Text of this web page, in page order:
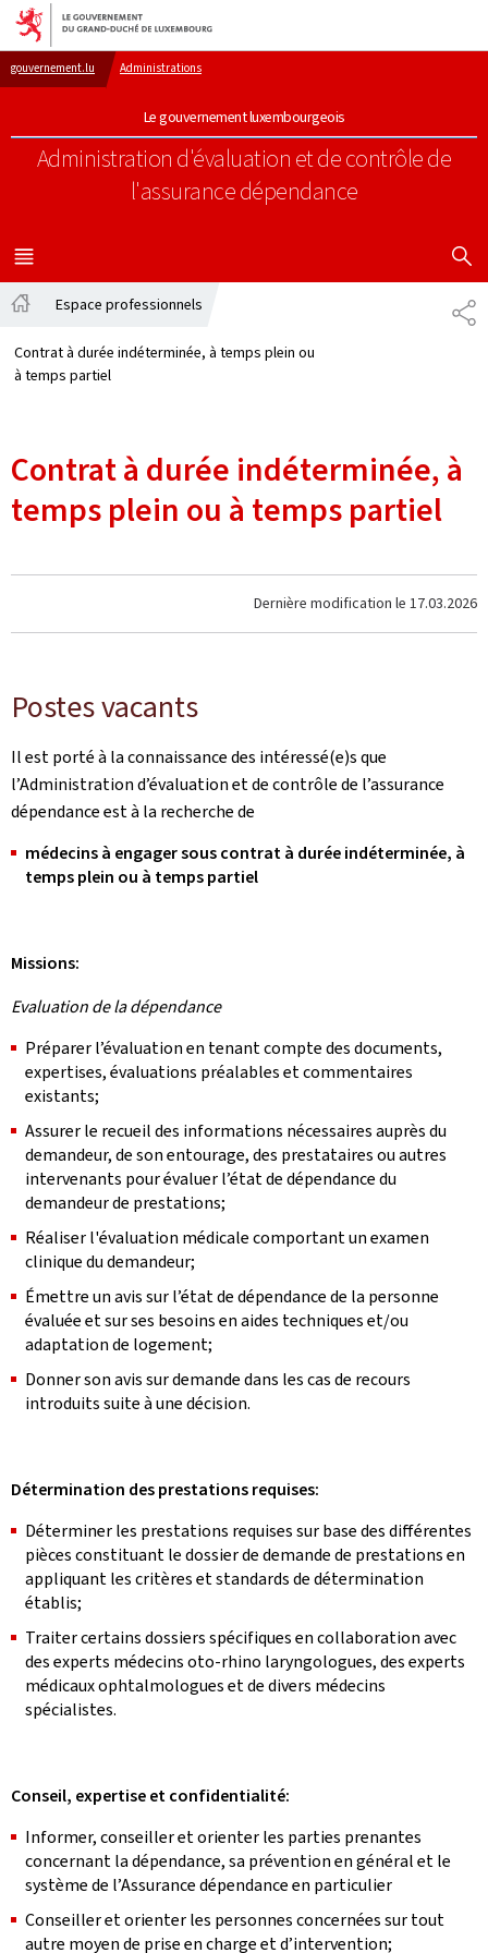
Aller au menu principal
Aller au contenu
gouvernement.lu Administrations
Le gouvernement luxembourgeois
Administration d'évaluation et de contrôle de
l'assurance dépendance
MENU
PRINCIPAL
Espace professionnels
Contrat à durée indéterminée, à temps plein ou
à temps partiel
Contrat à durée indéterminée, à
temps plein ou à temps partiel
Dernière modification le 17.03.2026
Postes vacants
Il est porté à la connaissance des intéressé(e)s que
l’Administration d’évaluation et de contrôle de l’assurance
dépendance est à la recherche de
médecins à engager sous contrat à durée indéterminée, à
temps plein ou à temps partiel
Missions:
Evaluation de la dépendance
Préparer l’évaluation en tenant compte des documents,
expertises, évaluations préalables et commentaires
existants;
Assurer le recueil des informations nécessaires auprès du
demandeur, de son entourage, des prestataires ou autres
intervenants pour évaluer l’état de dépendance du
demandeur de prestations;
Réaliser l'évaluation médicale comportant un examen
clinique du demandeur;
Émettre un avis sur l’état de dépendance de la personne
évaluée et sur ses besoins en aides techniques et/ou
adaptation de logement;
Donner son avis sur demande dans les cas de recours
introduits suite à une décision.
Détermination des prestations requises:
Déterminer les prestations requises sur base des différentes
pièces constituant le dossier de demande de prestations en
appliquant les critères et standards de détermination
établis;
Traiter certains dossiers spécifiques en collaboration avec
des experts médecins oto-rhino laryngologues, des experts
médicaux ophtalmologues et de divers médecins
spécialistes.
Conseil, expertise et confidentialité:
Informer, conseiller et orienter les parties prenantes
concernant la dépendance, sa prévention en général et le
système de l’Assurance dépendance en particulier
Conseiller et orienter les personnes concernées sur tout
autre moyen de prise en charge et d’intervention;